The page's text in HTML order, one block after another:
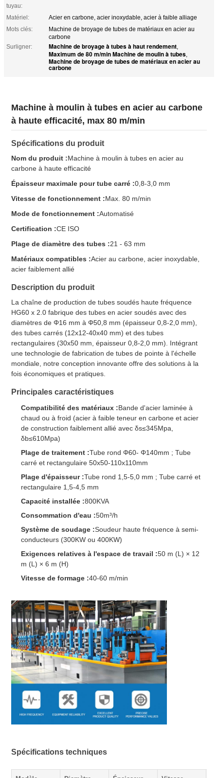
tuyau:
Matériel:
Acier en carbone, acier inoxydable, acier à faible alliage
Mots clés:
Machine de broyage de tubes de matériaux en acier au
carbone
Surligner:
Machine de broyage à tubes à haut rendement,
Maximum de 80 m/min Machine de moulin à tubes,
Machine de broyage de tubes de matériaux en acier au
carbone
Machine à moulin à tubes en acier au carbone
à haute efficacité, max 80 m/min
Spécifications du produit
Nom du produit :Machine à moulin à tubes en acier au
carbone à haute efficacité
Épaisseur maximale pour tube carré :0,8-3,0 mm
Vitesse de fonctionnement :Max. 80 m/min
Mode de fonctionnement :Automatisé
Certification :CE ISO
Plage de diamètre des tubes :21 - 63 mm
Matériaux compatibles :Acier au carbone, acier inoxydable,
acier faiblement allié
Description du produit
La chaîne de production de tubes soudés haute fréquence
HG60 x 2.0 fabrique des tubes en acier soudés avec des
diamètres de Φ16 mm à Φ50,8 mm (épaisseur 0,8-2,0 mm),
des tubes carrés (12x12-40x40 mm) et des tubes
rectangulaires (30x50 mm, épaisseur 0,8-2,0 mm). Intégrant
une technologie de fabrication de tubes de pointe à l'échelle
mondiale, notre conception innovante offre des solutions à la
fois économiques et pratiques.
Principales caractéristiques
Compatibilité des matériaux :Bande d'acier laminée à
chaud ou à froid (acier à faible teneur en carbone et acier
de construction faiblement allié avec δs≤345Mpa,
δb≤610Mpa)
Plage de traitement :Tube rond Φ60- Φ140mm ; Tube
carré et rectangulaire 50x50-110x110mm
Plage d'épaisseur :Tube rond 1,5-5,0 mm ; Tube carré et
rectangulaire 1,5-4,5 mm
Capacité installée :800KVA
Consommation d'eau :50m³/h
Système de soudage :Soudeur haute fréquence à semi-
conducteurs (300KW ou 400KW)
Exigences relatives à l'espace de travail :50 m (L) × 12
m (L) × 6 m (H)
Vitesse de formage :40-60 m/min
Spécifications techniques